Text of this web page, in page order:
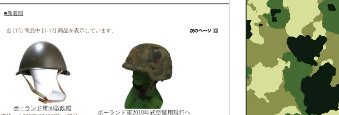
■新着順
全 [15] 商品中 [1-12] 商品を表示しています。
ポーランド軍50型鉄帽
ポーランド軍2010年式空挺用現行ヘ